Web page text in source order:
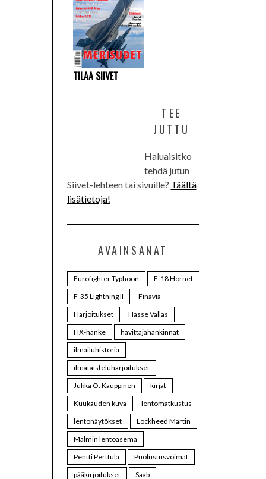
TILAA SIIVET
TEE
JUTTU
Haluaisitko
tehdä jutun
Siivet-lehteen tai sivuille? Täältä
lisätietoja!
AVAINSANAT
Eurofighter Typhoon
F-18 Hornet
F-35 Lightning II
Finavia
Harjoitukset
Hasse Vallas
HX-hanke
hävittäjähankinnat
ilmailuhistoria
ilmataisteluharjoitukset
Jukka O. Kauppinen
kirjat
Kuukauden kuva
lentomatkustus
lentonäytökset
Lockheed Martin
Malmin lentoasema
Pentti Perttula
Puolustusvoimat
pääkirjoitukset
Saab